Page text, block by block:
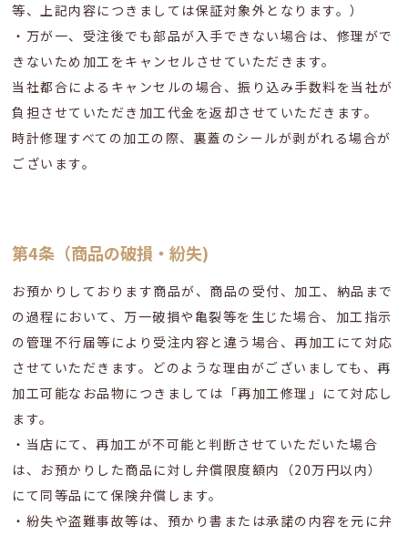
等、上記内容につきましては保証対象外となります。）
・万が一、受注後でも部品が入手できない場合は、修理がで
きないため加工をキャンセルさせていただきます。
当社都合によるキャンセルの場合、振り込み手数料を当社が
負担させていただき加工代金を返却させていただきます。
時計修理すべての加工の際、裏蓋のシールが剥がれる場合が
ございます。
第4条（商品の破損・紛失)
お預かりしております商品が、商品の受付、加工、納品まで
の過程において、万一破損や亀裂等を生じた場合、加工指示
の管理不行届等により受注内容と違う場合、再加工にて対応
させていただきます。どのような理由がございましても、再
加工可能なお品物につきましては「再加工修理」にて対応し
ます。
・当店にて、再加工が不可能と判断させていただいた場合
は、お預かりした商品に対し弁償限度額内（20万円以内）
にて同等品にて保険弁償します。
・紛失や盗難事故等は、預かり書または承諾の内容を元に弁